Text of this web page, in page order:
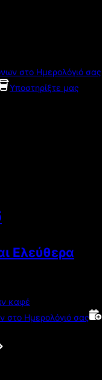
στο Ημερολόγιό σας
Υποστηρίξτε μας
Ελεύθερα
καφέ
στο Ημερολόγιό σας